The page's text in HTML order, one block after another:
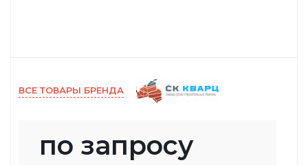
ВСЕ ТОВАРЫ БРЕНДА
по запросу